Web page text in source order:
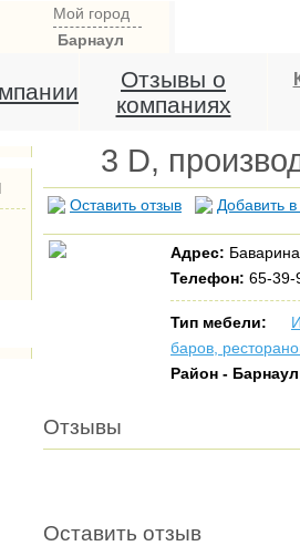
Мой город
Барнаул
Отзывы о
компаниях
3 D,
Оставить отзыв Добавить в
Адрес:
Телефон: 65-39-
Тип мебели:
баров,
Район -
Отзывы
Оставить отзыв